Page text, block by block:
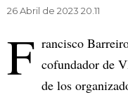
26 Abril de 2023 20.11
F rancisco
cofundador de
de los